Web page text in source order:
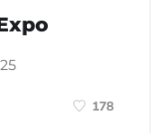
178